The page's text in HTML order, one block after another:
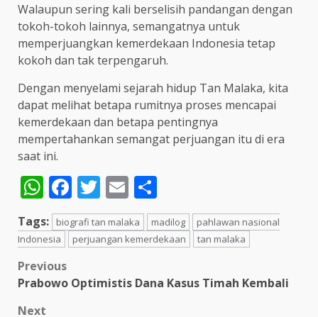
Walaupun sering kali berselisih pandangan dengan
tokoh-tokoh lainnya, semangatnya untuk
memperjuangkan kemerdekaan Indonesia tetap
kokoh dan tak terpengaruh.
Dengan menyelami sejarah hidup Tan Malaka, kita
dapat melihat betapa rumitnya proses mencapai
kemerdekaan dan betapa pentingnya
mempertahankan semangat perjuangan itu di era
saat ini.
WhatsApp
Facebook
Twitter
Email
Tags: biografi tan malaka madilog
pahlawan nasional
Indonesia
perjuangan kemerdekaan tan malaka
Post
navigation
Previous
Prabowo Optimistis Dana Kasus Timah Kembali
Next